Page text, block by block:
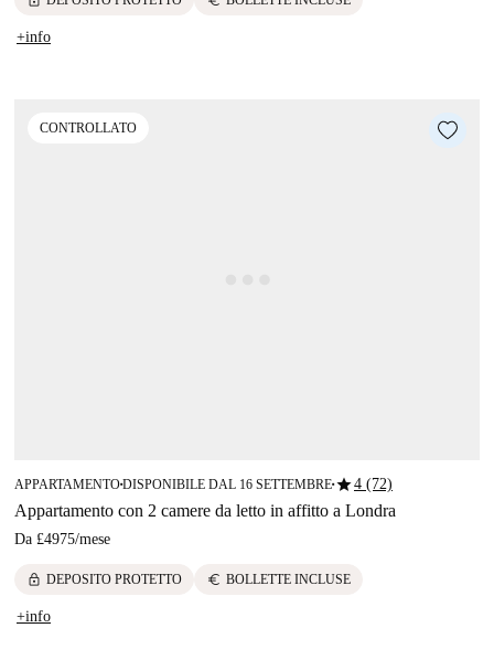
+info
CONTROLLATO
APPARTAMENTO■DISPONIBILE DAL 16 SETTEMBRE■star4 (72)
Appartamento con 2 camere da letto in affitto a Londra
Da £4975/mese
lock DEPOSITO PROTETTO euro BOLLETTE INCLUSE
+info